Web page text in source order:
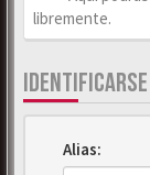
libremente.
IDENTIFICARSE
Alias: